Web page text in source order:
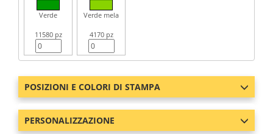
Verde
11580 pz
Verde mela
4170 pz
POSIZIONI E COLORI DI STAMPA
PERSONALIZZAZIONE